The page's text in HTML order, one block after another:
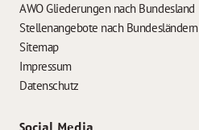
AWO Gliederungen nach Bundesland
Stellenangebote nach Bundesländern
Sitemap
Impressum
Datenschutz